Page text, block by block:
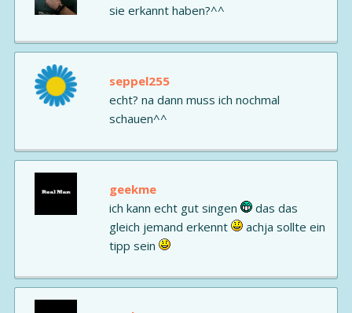
sie erkannt haben?^^
seppel255
echt? na dann muss ich nochmal
schauen^^
geekme
ich kann echt gut singen
das das
gleich jemand erkennt
achja sollte ein
tipp sein